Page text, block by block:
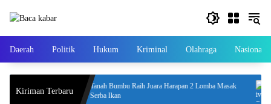
Daerah Politik Hukum Kriminal Olahraga Nasional
Kiriman Terbaru
Halal
Tanah Bumbu Raih Juara Harapan 2 Lomba Masak
Serba Ikan